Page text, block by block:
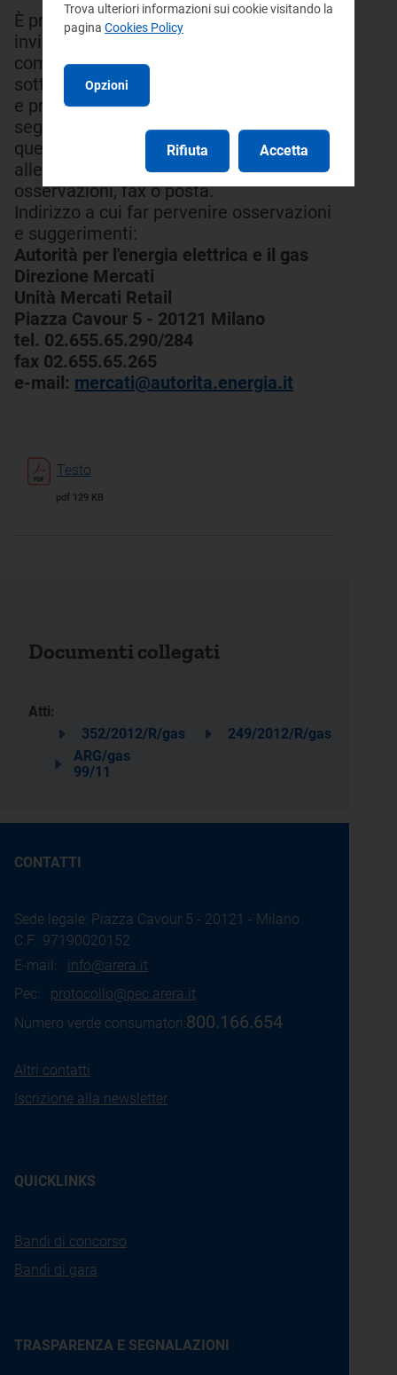
È preferibile che i soggetti interessati
inviino le proprie osservazioni e
commenti compilando il modulo
sottostante. In alternativa, osservazioni
e proposte dovranno pervenire al
seguente indirizzo tramite uno solo di
questi mezzi: e-mail (preferibile) con
allegato il file contenente le
osservazioni, fax o posta.
Indirizzo a cui far pervenire osservazioni
e suggerimenti:
Autorità per l'energia elettrica e il gas
Direzione Mercati
Unità Mercati Retail
Piazza Cavour 5 - 20121 Milano
tel. 02.655.65.290/284
fax 02.655.65.265
e-mail: mercati@autorita.energia.it
Testo
pdf 129 KB
Documenti collegati
Atti:
352/2012/R/gas
249/2012/R/gas
ARG/gas
99/11
CONTATTI
Sede legale: Piazza Cavour 5 - 20121 - Milano
C.F.: 97190020152
E-mail: info@arera.it
Pec: protocollo@pec.arera.it
Numero verde consumatori:800.166.654
Altri contatti
Iscrizione alla newsletter
QUICKLINKS
Bandi di concorso
Bandi di gara
TRASPARENZA E SEGNALAZIONI
Trova ulteriori informazioni sui cookie visitando la
pagina Cookies Policy
Opzioni
Rifiuta Accetta